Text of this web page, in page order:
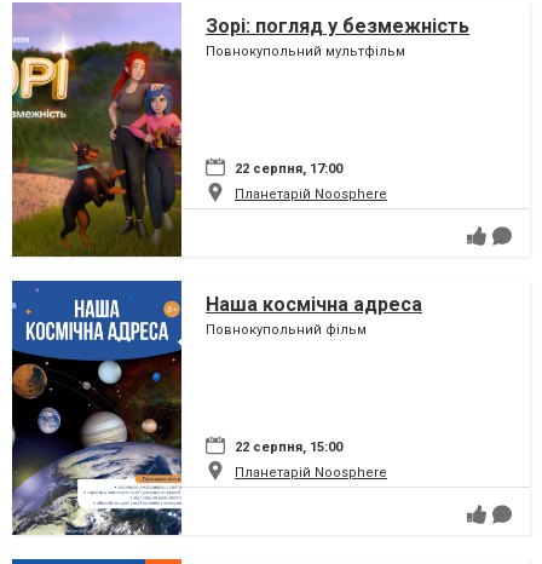
Зорі: погляд у безмежність
Повнокупольний мультфільм
22 серпня, 17:00
Планетарій Noosphere
Наша космічна адреса
Повнокупольний фільм
22 серпня, 15:00
Планетарій Noosphere